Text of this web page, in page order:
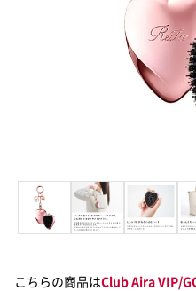
こちらの商品はClub Aira VIP/